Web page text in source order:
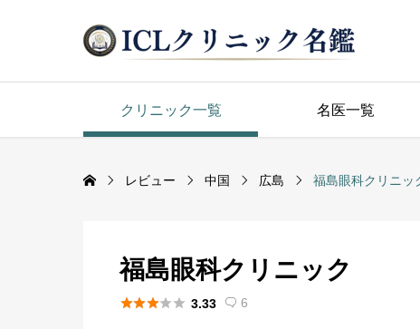
クリニック一覧 名医一覧
レビュー 中国 広島 福島眼科クリニッ
福島眼科クリニック
 3.33  6